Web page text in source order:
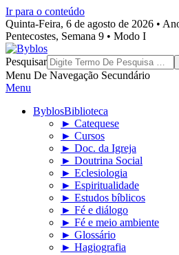
Ir para o conteúdo
Quinta-Feira, 6 de agosto de 2026 •
Pentecostes, Semana 9 • Modo I
Byblos
Pesquisar
Menu De Navegação Secundário
Menu
ByblosBiblioteca
► Catequese
► Cursos
► Doc. da Igreja
► Doutrina Social
► Eclesiologia
► Espiritualidade
► Estudos bíblicos
► Fé e diálogo
► Fé e meio ambiente
► Glossário
► Hagiografia